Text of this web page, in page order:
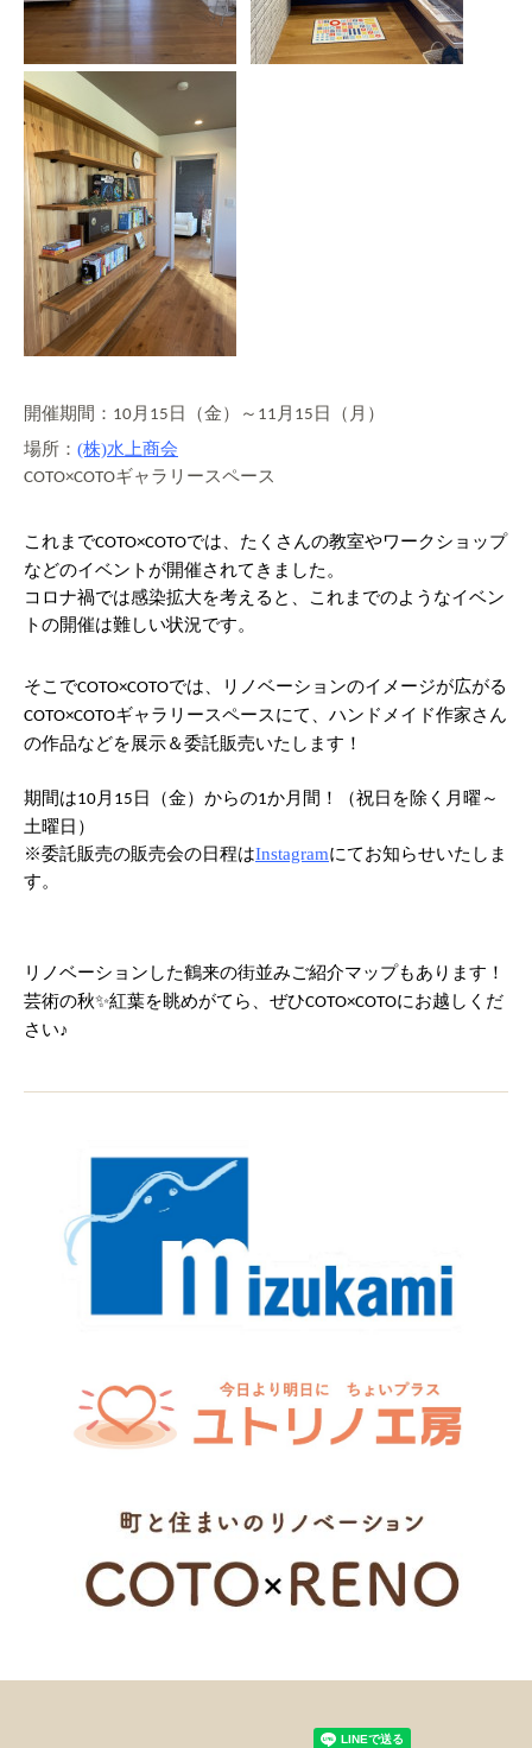
開催期間： 10 月 15 日（金）～ 11 月 15 日（月）
場所： (株)水上商会
COTO×COTOギャラリースペース
これまでCOTO×COTOでは、たくさんの教室やワークショップ
などのイベントが開催されてきました。
コロナ禍では感染拡大を考えると、これまでのようなイベン
トの開催は難しい状況です。
そこでCOTO×COTOでは、リノベーションのイメージが広がる
COTO×COTOギャラリースペースにて、ハンドメイド作家さん
の作品などを展示＆委託販売いたします！
期間は10 月 15 日（金）からの1か月間！（祝日を除く月曜～
土曜日）
※委託販売の販売会の日程はInstagramにてお知らせいたしま
す。
リノベーションした鶴来の街並みご紹介マップもあります！
芸術の秋✨紅葉を眺めがてら、ぜひCOTO×COTOにお越しくだ
さい♪